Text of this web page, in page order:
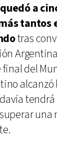
a
tantos
tras
del
alcanzó
una